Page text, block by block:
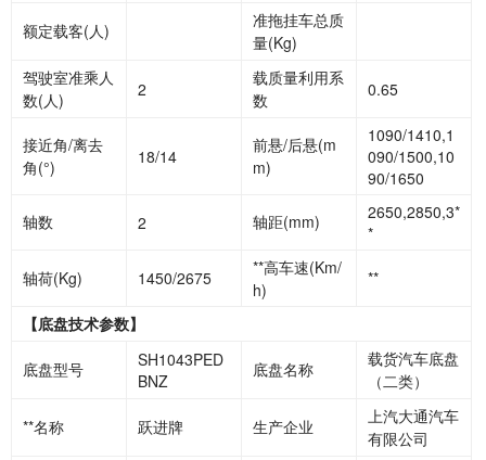
额定载客(人)
准拖挂车总质
量(Kg)
驾驶室准乘人
数(人) 2
载质量利用系
数
0.65
接近角/离去
角(°)
18/14
前悬/后悬(m
m)
1090/1410,1
090/1500,10
90/1650
轴数
2 轴距(mm)
2650,2850,3*
*
轴荷(Kg) 1450/2675 **高车速(Km/
h)
**
【底盘技术参数】
底盘型号
SH1043PED
BNZ
底盘名称
载货汽车底盘
（二类）
**名称 跃进牌 生产企业
上汽大通汽车
有限公司